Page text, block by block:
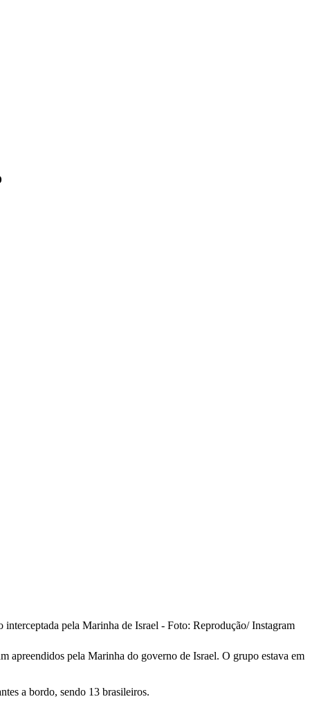
pela Marinha de Israel - Foto: Reprodução/ Instagram
apreendidos pela Marinha do governo de Israel. O grupo estava em
a bordo, sendo 13 brasileiros.